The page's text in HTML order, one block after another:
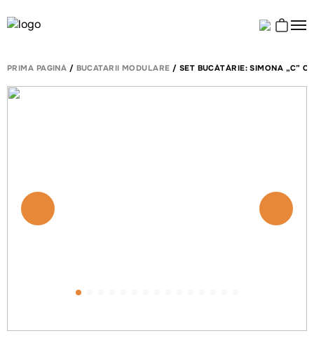
PRIMA PAGINĂ / BUCATARII MODULARE / SET BUCĂTĂRIE: SIMONA „C”